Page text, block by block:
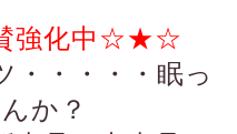
強化中☆★☆
・・・・・眠っ
か？